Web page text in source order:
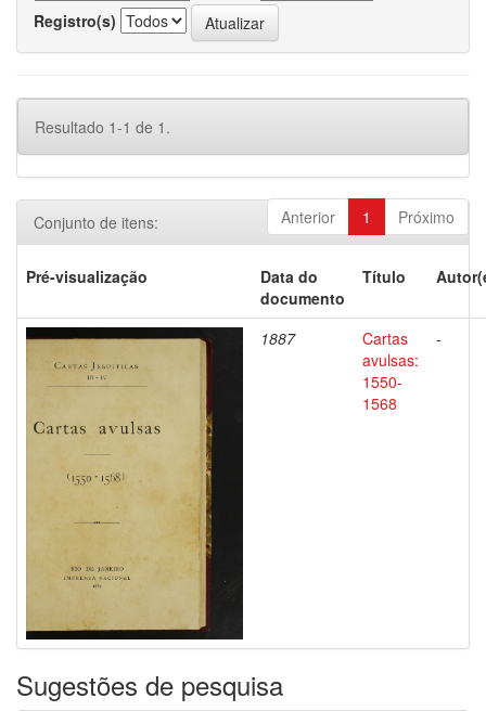
Registro(s)
Resultado 1-1 de 1.
Anterior 1 Próximo
Conjunto de itens:
Pré-visualização
Data do
documento
Título
1887
Cartas
avulsas:
1550-
1568
-
Sugestões de pesquisa